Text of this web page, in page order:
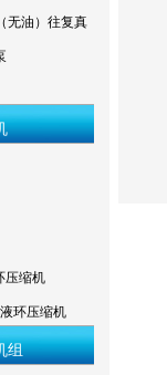
无油）往复真
压缩机
环压缩机
组